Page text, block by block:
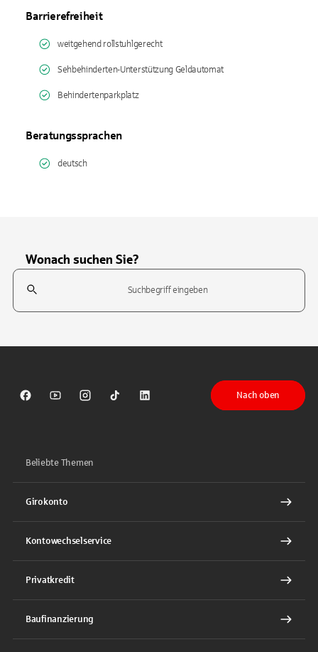
Barrierefreiheit
weitgehend rollstuhlgerecht
Sehbehinderten-Unterstützung Geldautomat
Behindertenparkplatz
Beratungssprachen
deutsch
Wonach suchen Sie?
Suchfeld
Sparkasse auf Facebook
Sparkasse auf Youtube
Sparkasse auf Instagram
Sparkasse auf TikTok
Sparkasse auf LinkedIn
Nach oben
Beliebte Themen
Girokonto
Kontowechselservice
Privatkredit
Baufinanzierung